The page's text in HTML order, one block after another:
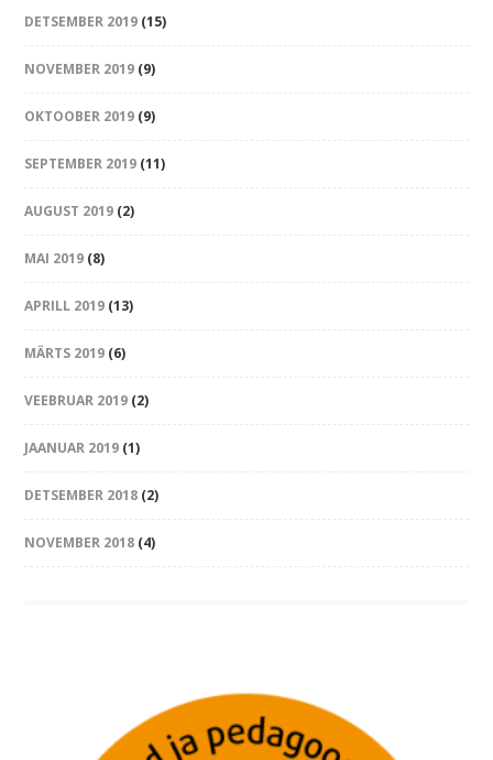
DETSEMBER 2019 (15)
NOVEMBER 2019 (9)
OKTOOBER 2019 (9)
SEPTEMBER 2019 (11)
AUGUST 2019 (2)
MAI 2019 (8)
APRILL 2019 (13)
MÄRTS 2019 (6)
VEEBRUAR 2019 (2)
JAANUAR 2019 (1)
DETSEMBER 2018 (2)
NOVEMBER 2018 (4)